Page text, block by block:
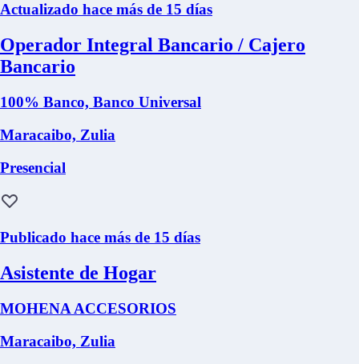
Actualizado hace más de 15 días
Operador Integral Bancario / Cajero
Bancario
100% Banco, Banco Universal
Maracaibo, Zulia
Presencial
Publicado hace más de 15 días
Asistente de Hogar
MOHENA ACCESORIOS
Maracaibo, Zulia